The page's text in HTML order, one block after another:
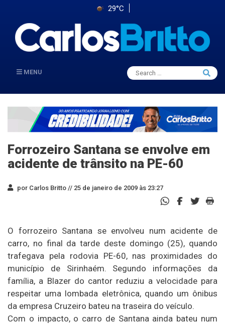
29°C
MENU
Search
for:
Search
Forrozeiro Santana se envolve em
acidente de trânsito na PE-60
por Carlos Britto // 25 de janeiro de 2009 às 23:27
O forrozeiro Santana se envolveu num acidente de
carro, no final da tarde deste domingo (25), quando
trafegava pela rodovia PE-60, nas proximidades do
município de Sirinhaém. Segundo informações da
família, a Blazer do cantor reduziu a velocidade para
respeitar uma lombada eletrônica, quando um ônibus
da empresa Cruzeiro bateu na traseira do veículo.
Com o impacto, o carro de Santana ainda bateu num